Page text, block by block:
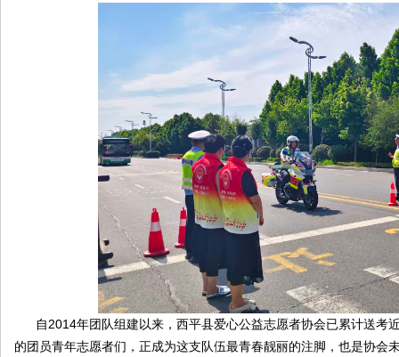
自2014年团队组建以来，西平县爱心公益志愿者协会已累计送考
的团员青年志愿者们，正成为这支队伍最青春靓丽的注脚，也是协会